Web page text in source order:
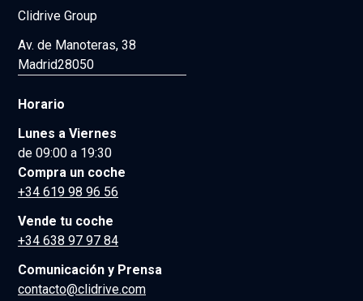
Clidrive Group
Av. de Manoteras, 38
Madrid28050
Horario
Lunes a Viernes
de 09:00 a 19:30
Compra un coche
+34 619 98 96 56
Vende tu coche
+34 638 97 97 84
Comunicación y Prensa
contacto@clidrive.com